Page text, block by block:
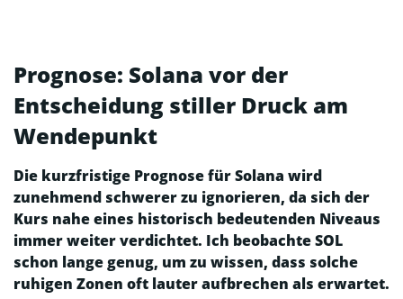
Prognose: Solana vor der
Entscheidung stiller Druck am
Wendepunkt
Die kurzfristige Prognose für Solana wird
zunehmend schwerer zu ignorieren, da sich der
Kurs nahe eines historisch bedeutenden Niveaus
immer weiter verdichtet. Ich beobachte SOL
schon lange genug, um zu wissen, dass solche
ruhigen Zonen oft lauter aufbrechen als erwartet.